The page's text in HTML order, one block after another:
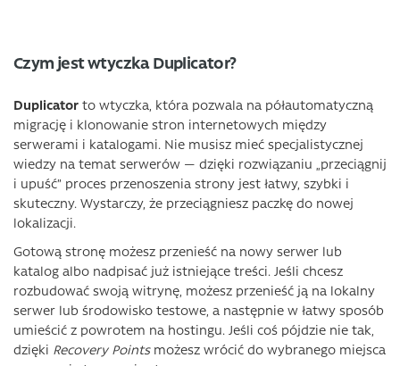
Czym jest wtyczka Duplicator?
Duplicator to wtyczka, która pozwala na półautomatyczną
migrację i klonowanie stron internetowych między
serwerami i katalogami. Nie musisz mieć specjalistycznej
wiedzy na temat serwerów — dzięki rozwiązaniu „przeciągnij
i upuść” proces przenoszenia strony jest łatwy, szybki i
skuteczny. Wystarczy, że przeciągniesz paczkę do nowej
lokalizacji.
Gotową stronę możesz przenieść na nowy serwer lub
katalog albo nadpisać już istniejące treści. Jeśli chcesz
rozbudować swoją witrynę, możesz przenieść ją na lokalny
serwer lub środowisko testowe, a następnie w łatwy sposób
umieścić z powrotem na hostingu. Jeśli coś pójdzie nie tak,
dzięki Recovery Points możesz wrócić do wybranego miejsca